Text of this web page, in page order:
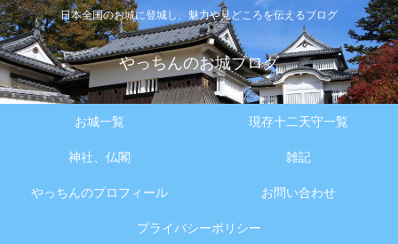
日本全国のお城に登城し、魅力や見どころを伝えるブログ
やっちんのお城ブログ
お城一覧 現存十二天守一覧
神社、仏閣 雑記
やっちんのプロフィール お問い合わせ
プライバシーポリシー